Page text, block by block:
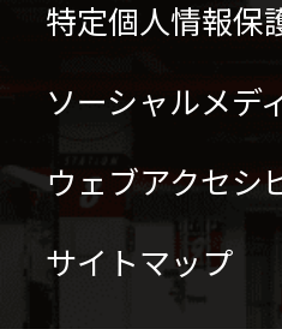
特定個人情報保
ソーシャルメデ
ウェブアクセシ
サイトマップ